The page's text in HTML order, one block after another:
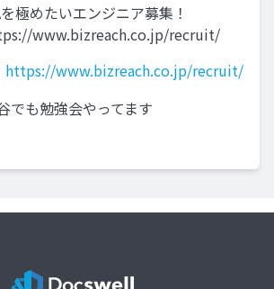
極めたいエンジニア募集！
www.bizreach.co.jp/recruit/
https://www.bizreach.co.jp/recruit/
でも勉強会やってます